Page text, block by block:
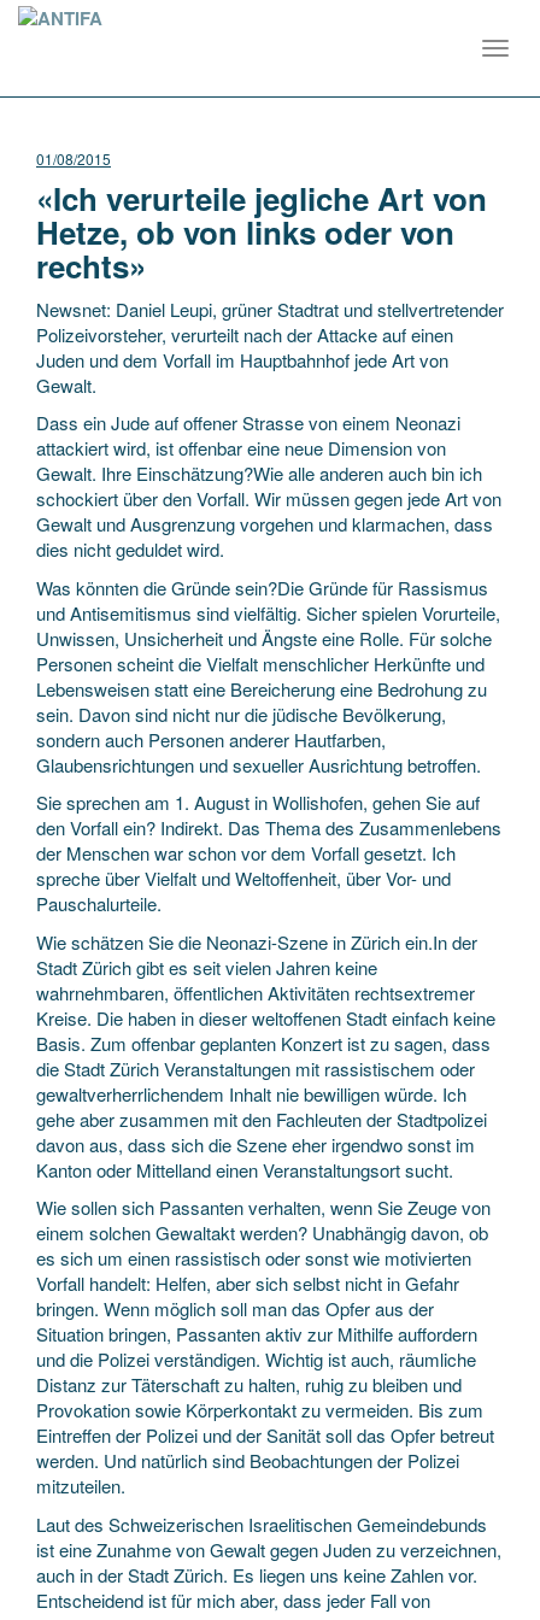
01/08/2015
«Ich verurteile jegliche Art von
Hetze, ob von links oder von
rechts»
Newsnet: Daniel Leupi, grüner Stadtrat und stellvertretender
Polizeivorsteher, verurteilt nach der Attacke auf einen
Juden und dem Vorfall im Hauptbahnhof jede Art von
Gewalt.
Dass ein Jude auf offener Strasse von einem Neonazi
attackiert wird, ist offenbar eine neue Dimension von
Gewalt. Ihre Einschätzung?Wie alle anderen auch bin ich
schockiert über den Vorfall. Wir müssen gegen jede Art von
Gewalt und Ausgrenzung vorgehen und klarmachen, dass
dies nicht geduldet wird.
Was könnten die Gründe sein?Die Gründe für Rassismus
und Antisemitismus sind vielfältig. Sicher spielen Vorurteile,
Unwissen, Unsicherheit und Ängste eine Rolle. Für solche
Personen scheint die Vielfalt menschlicher Herkünfte und
Lebensweisen statt eine Bereicherung eine Bedrohung zu
sein. Davon sind nicht nur die jüdische Bevölkerung,
sondern auch Personen anderer Hautfarben,
Glaubensrichtungen und sexueller Ausrichtung betroffen.
Sie sprechen am 1. August in Wollishofen, gehen Sie auf
den Vorfall ein? Indirekt. Das Thema des Zusammenlebens
der Menschen war schon vor dem Vorfall gesetzt. Ich
spreche über Vielfalt und Weltoffenheit, über Vor- und
Pauschalurteile.
Wie schätzen Sie die Neonazi-Szene in Zürich ein.In der
Stadt Zürich gibt es seit vielen Jahren keine
wahrnehmbaren, öffentlichen Aktivitäten rechtsextremer
Kreise. Die haben in dieser weltoffenen Stadt einfach keine
Basis. Zum offenbar geplanten Konzert ist zu sagen, dass
die Stadt Zürich Veranstaltungen mit rassistischem oder
gewaltverherrlichendem Inhalt nie bewilligen würde. Ich
gehe aber zusammen mit den Fachleuten der Stadtpolizei
davon aus, dass sich die Szene eher irgendwo sonst im
Kanton oder Mittelland einen Veranstaltungsort sucht.
Wie sollen sich Passanten verhalten, wenn Sie Zeuge von
einem solchen Gewaltakt werden? Unabhängig davon, ob
es sich um einen rassistisch oder sonst wie motivierten
Vorfall handelt: Helfen, aber sich selbst nicht in Gefahr
bringen. Wenn möglich soll man das Opfer aus der
Situation bringen, Passanten aktiv zur Mithilfe auffordern
und die Polizei verständigen. Wichtig ist auch, räumliche
Distanz zur Täterschaft zu halten, ruhig zu bleiben und
Provokation sowie Körperkontakt zu vermeiden. Bis zum
Eintreffen der Polizei und der Sanität soll das Opfer betreut
werden. Und natürlich sind Beobachtungen der Polizei
mitzuteilen.
Laut des Schweizerischen Israelitischen Gemeindebunds
ist eine Zunahme von Gewalt gegen Juden zu verzeichnen,
auch in der Stadt Zürich. Es liegen uns keine Zahlen vor.
Entscheidend ist für mich aber, dass jeder Fall von